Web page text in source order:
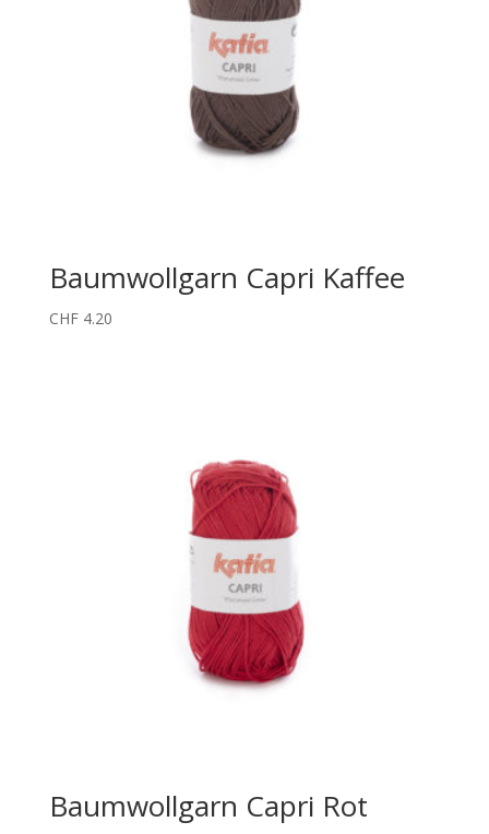
Baumwollgarn Capri Kaffee
CHF4.20
Baumwollgarn Capri Rot